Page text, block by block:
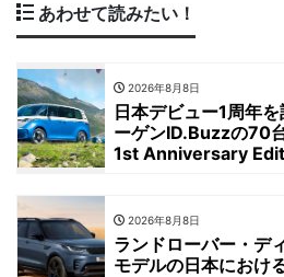
あわせて読みたい！
2026年8月8日
日本デビュー1周年
ーゲンID.Buzzの70
1st Anniversary
2026年8月8日
ランドローバー・デ
モデルの日本におけ